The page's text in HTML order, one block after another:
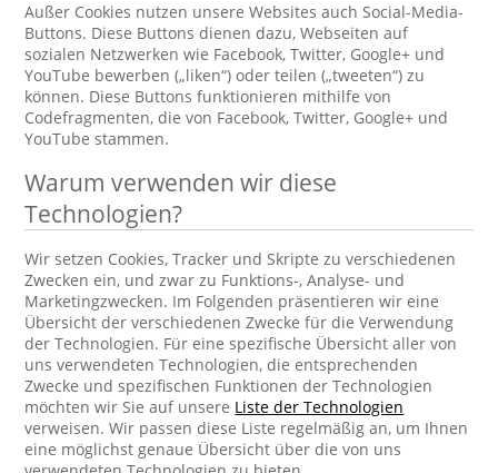
Außer Cookies nutzen unsere Websites auch Social-Media-
Buttons. Diese Buttons dienen dazu, Webseiten auf
sozialen Netzwerken wie Facebook, Twitter, Google+ und
YouTube bewerben („liken“) oder teilen („tweeten“) zu
können. Diese Buttons funktionieren mithilfe von
Codefragmenten, die von Facebook, Twitter, Google+ und
YouTube stammen.
Warum verwenden wir diese
Technologien?
Wir setzen Cookies, Tracker und Skripte zu verschiedenen
Zwecken ein, und zwar zu Funktions-, Analyse- und
Marketingzwecken. Im Folgenden präsentieren wir eine
Übersicht der verschiedenen Zwecke für die Verwendung
der Technologien. Für eine spezifische Übersicht aller von
uns verwendeten Technologien, die entsprechenden
Zwecke und spezifischen Funktionen der Technologien
möchten wir Sie auf unsere Liste der Technologien
verweisen. Wir passen diese Liste regelmäßig an, um Ihnen
eine möglichst genaue Übersicht über die von uns